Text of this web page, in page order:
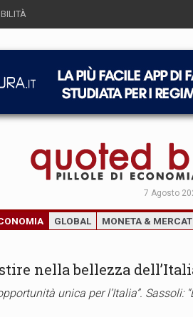
7 Agosto
GLOBAL MONETA &
nella bellezza
unica per l’Italia”. Sassoli: